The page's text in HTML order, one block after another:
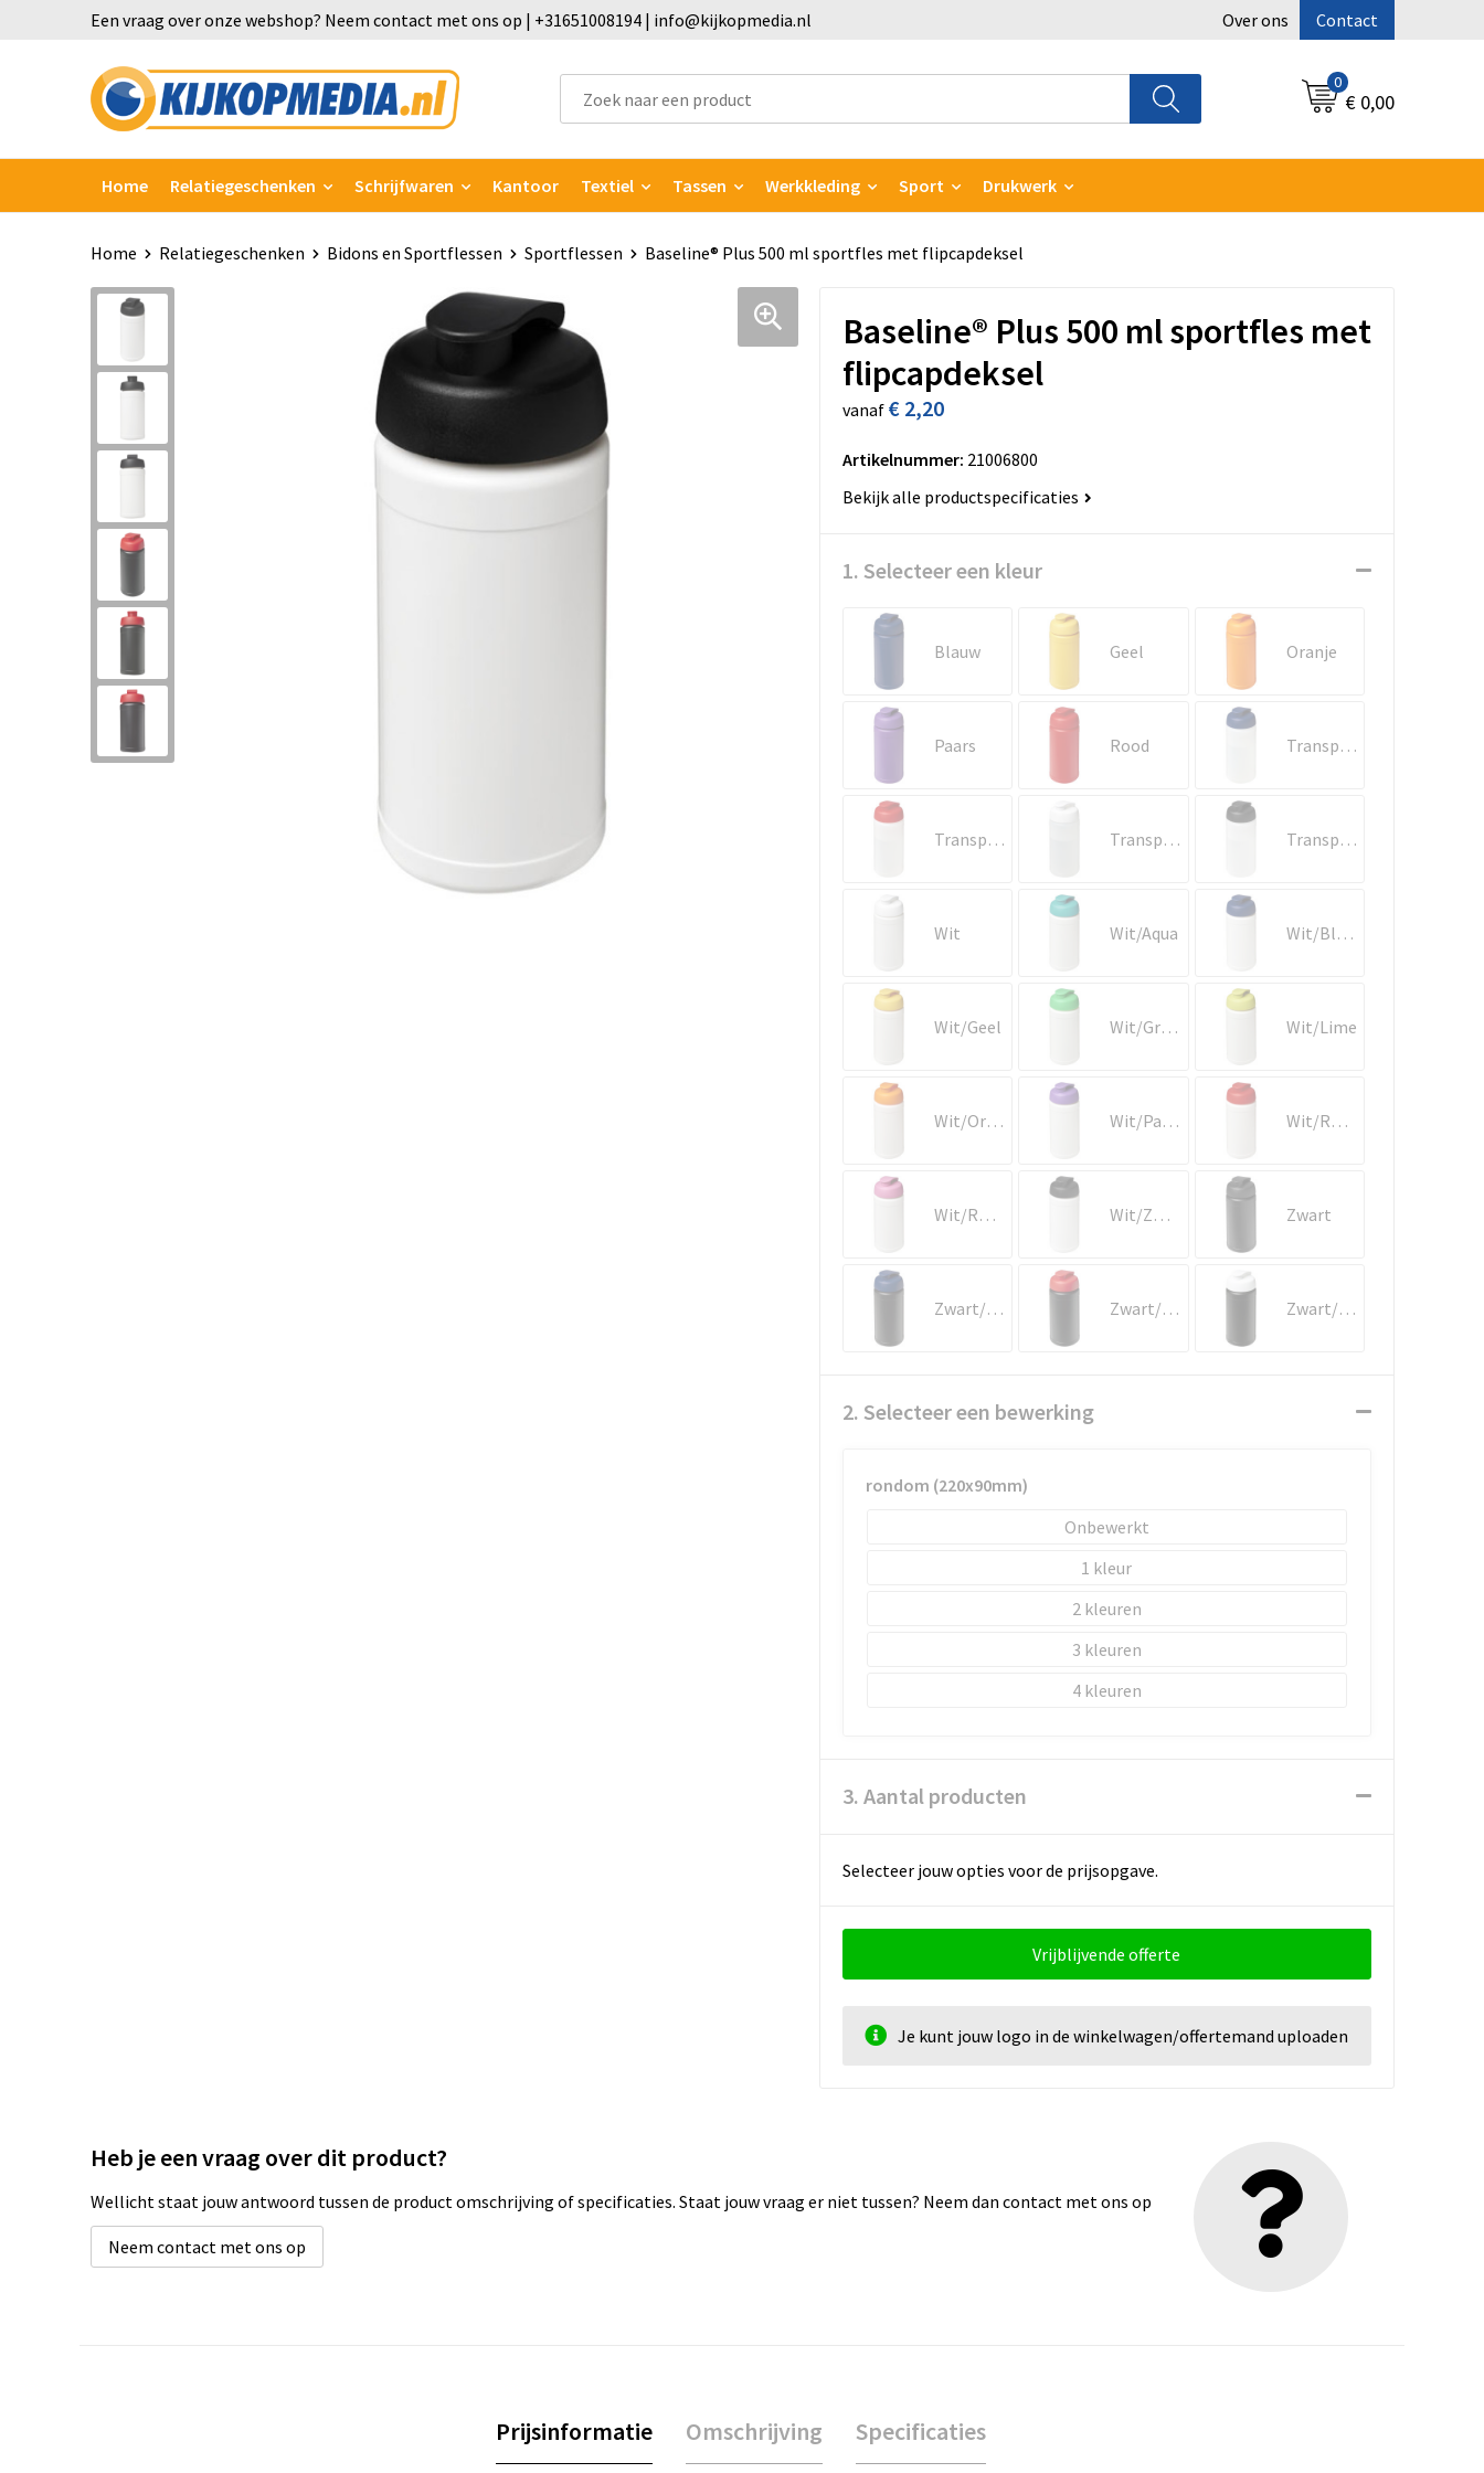
Een vraag over onze webshop? Neem contact met ons op | +31651008194 | info@kijkopmedia.nl Over ons Contact
0
€ 0,00
Home Relatiegeschenken Schrijfwaren Kantoor Textiel Tassen Werkkleding Sport Drukwerk
Home Relatiegeschenken Bidons en Sportflessen Sportflessen Baseline® Plus 500 ml sportfles met flipcapdeksel
Baseline® Plus 500 ml sportfles met
flipcapdeksel
vanaf € 2,20
Artikelnummer: 21006800
Bekijk alle productspecificaties
1. Selecteer een kleur
Blauw Geel Oranje
Paars Rood Transparent/Blauw
Transparent/Rood Transparent/Wit Transparent/Zwart
Wit Wit/Aqua Wit/Blauw
Wit/Geel Wit/Groen Wit/Lime
Wit/Oranje Wit/Paars Wit/Rood
Wit/Roze Wit/Zwart Zwart
Zwart/Blauw Zwart/Rood Zwart/Wit
2. Selecteer een bewerking
rondom (220x90mm)
Onbewerkt
1
2
3
4
3. Aantal producten
Selecteer jouw opties voor de prijsopgave.
Vrijblijvende offerte
Je kunt jouw logo in de winkelwagen/offertemand uploaden
Heb je een vraag over dit product?
Wellicht staat jouw antwoord tussen de product omschrijving of specificaties. Staat jouw vraag er niet tussen? Neem dan contact met ons op
Neem contact met ons op
Prijsinformatie Omschrijving Specificaties